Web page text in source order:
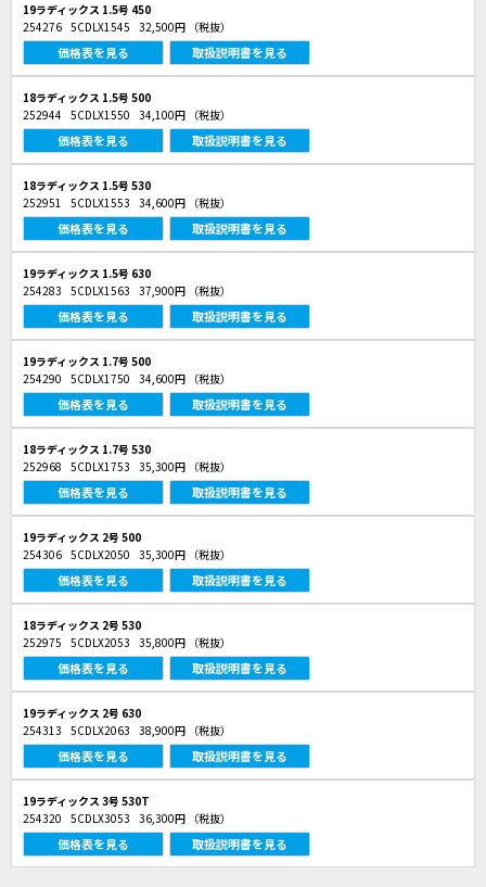
19ラディックス 1.5号 450
254276 5CDLX1545 32,500円 （税抜）
価格表を見る 取扱説明書を見る
18ラディックス 1.5号 500
252944 5CDLX1550 34,100円 （税抜）
価格表を見る 取扱説明書を見る
18ラディックス 1.5号 530
252951 5CDLX1553 34,600円 （税抜）
価格表を見る 取扱説明書を見る
19ラディックス 1.5号 630
254283 5CDLX1563 37,900円 （税抜）
価格表を見る 取扱説明書を見る
19ラディックス 1.7号 500
254290 5CDLX1750 34,600円 （税抜）
価格表を見る 取扱説明書を見る
18ラディックス 1.7号 530
252968 5CDLX1753 35,300円 （税抜）
価格表を見る 取扱説明書を見る
19ラディックス 2号 500
254306 5CDLX2050 35,300円 （税抜）
価格表を見る 取扱説明書を見る
18ラディックス 2号 530
252975 5CDLX2053 35,800円 （税抜）
価格表を見る 取扱説明書を見る
19ラディックス 2号 630
254313 5CDLX2063 38,900円 （税抜）
価格表を見る 取扱説明書を見る
19ラディックス 3号 530T
254320 5CDLX3053 36,300円 （税抜）
価格表を見る 取扱説明書を見る